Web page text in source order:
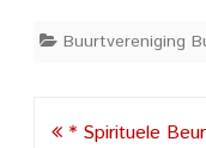
Buurtvereniging
Post* Spirituele